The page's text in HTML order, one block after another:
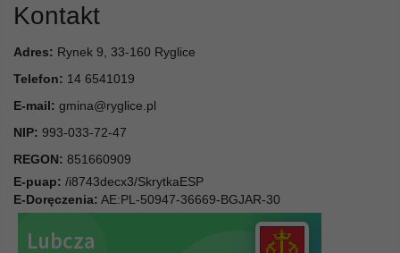
Kontakt
Adres: Rynek 9, 33-160 Ryglice
Telefon: 14 6541019
E-mail: gmina@ryglice.pl
NIP: 993-033-72-47
REGON: 851660909
E-puap: /i8743decx3/SkrytkaESP
E-Doręczenia: AE:PL-50947-36669-BGJAR-30